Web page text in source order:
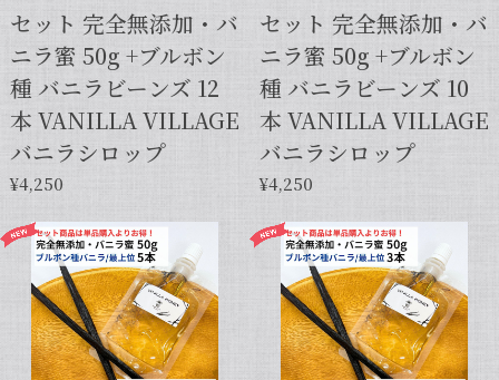
セット 完全無添加・バ
ニラ蜜 50g +ブルボン
種 バニラビーンズ 12
本 VANILLA VILLAGE
バニラシロップ
¥4,250
セット 完全無添加・バ
ニラ蜜 50g +ブルボン
種 バニラビーンズ 10
本 VANILLA VILLAGE
バニラシロップ
¥4,250